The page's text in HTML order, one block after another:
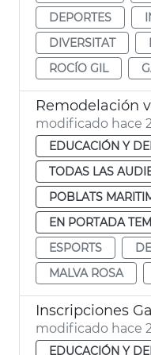
DEPORTES
DIVERSITAT
ROCÍO GIL
modificado hace
EDUCACIÓN Y
TODAS LAS
POBLATS
EN PORTADA
ESPORTS
MALVA ROSA
Inscripciones
modificado hace
EDUCACIÓN Y